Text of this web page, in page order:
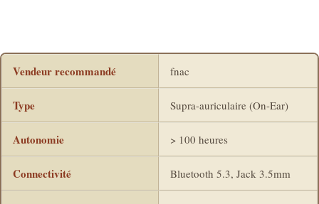
Vendeur recommandé fnac
Type Supra-auriculaire (On-Ear)
Autonomie > 100 heures
Connectivité Bluetooth 5.3, Jack 3.5mm